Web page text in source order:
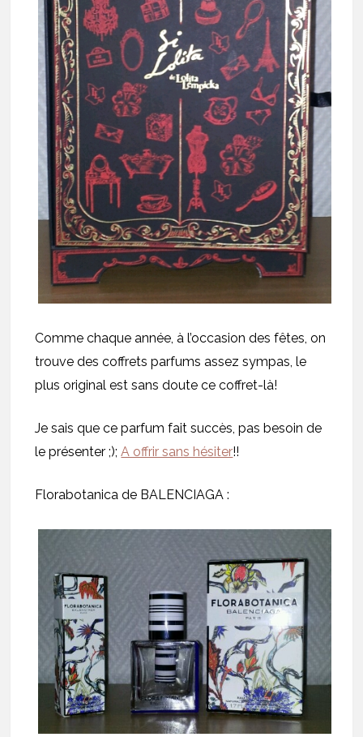
Comme chaque année, à l’occasion des fêtes, on
trouve des coffrets parfums assez sympas, le
plus original est sans doute ce coffret-là!
Je sais que ce parfum fait succès, pas besoin de
le présenter ;);A offrir sans hésiter!!
Florabotanica de BALENCIAGA :